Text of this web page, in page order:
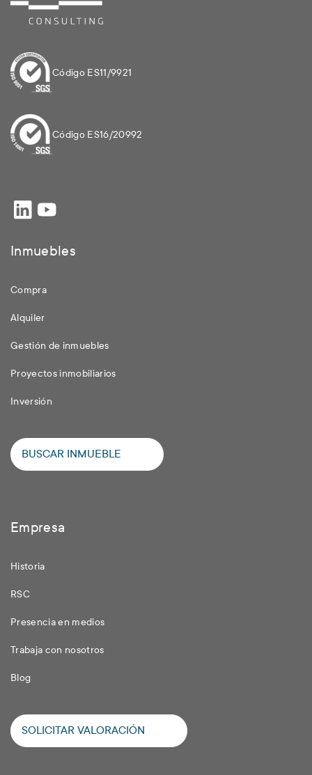
Código ES11/9921
Código ES16/20992
Inmuebles
Compra
Alquiler
Gestión de inmuebles
Proyectos inmobiliarios
Inversión
BUSCAR INMUEBLE
Empresa
Historia
RSC
Presencia en medios
Trabaja con nosotros
Blog
SOLICITAR VALORACIÓN